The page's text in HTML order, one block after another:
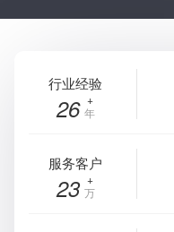
行业经验
26 年
服务客户
23 万